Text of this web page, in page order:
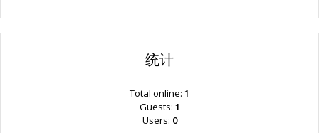
统计
Total online: 1
Guests: 1
Users: 0